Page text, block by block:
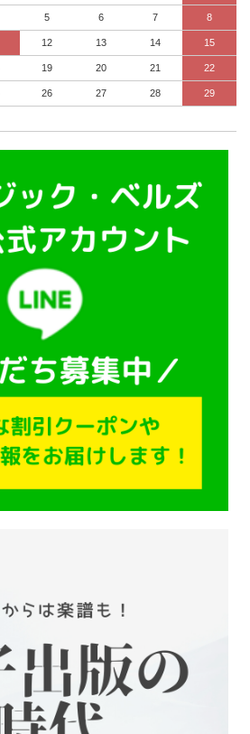
5 6 7 8
12 13 14 15
19 20 21 22
26 27 28 29